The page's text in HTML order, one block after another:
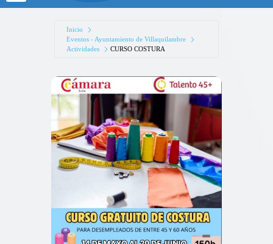
Inicio
Eventos - Ayuntamiento de Villaquilambre
Actividades
CURSO COSTURA